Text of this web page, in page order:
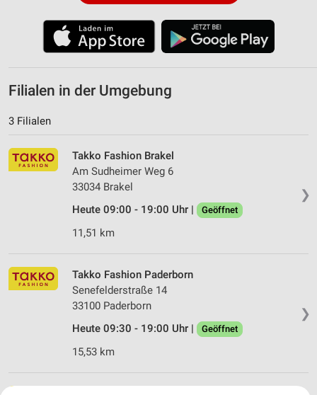
Filialen in der Umgebung
3 Filialen
❯
Takko Fashion Brakel
Am Sudheimer Weg 6
33034 Brakel
Heute 09:00 - 19:00 Uhr |
Geöffnet
11,51 km
❯
Takko Fashion Paderborn
Senefelderstraße 14
33100 Paderborn
Heute 09:30 - 19:00 Uhr |
Geöffnet
15,53 km